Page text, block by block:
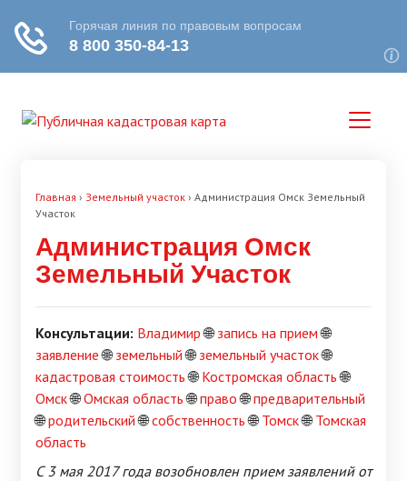
Главная › Земельный участок › Администрация Омск Земельный
Участок
Администрация Омск
Земельный Участок
Консультации: Владимир🌐запись на прием🌐
заявление🌐земельный🌐земельный участок🌐
кадастровая стоимость🌐Костромская область🌐
Омск🌐Омская область🌐право🌐предварительный
🌐родительский🌐собственность🌐Томск🌐Томская
область
С 3 мая 2017 года возобновлен прием заявлений от